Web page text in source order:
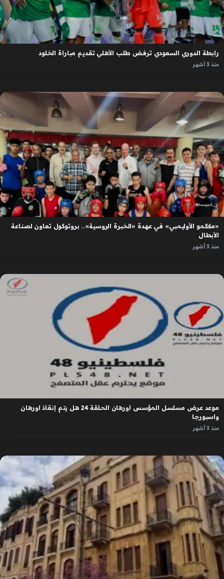
رابطة الدوري السعودي ترفض طلب الأهلي تقديم مباراة الخلود
منذ 3 أشهر
«ملاكمو الأوليمبي» في عهدة «الخبرة الروسية».. بروتوكول تعاون لصناعة
الأبطال
منذ 3 أشهر
موعد عرض مسلسل المؤسس اورهان الحلقة 24 هل يتم إنقاذ اورهان
واسبورجا
منذ 3 أشهر